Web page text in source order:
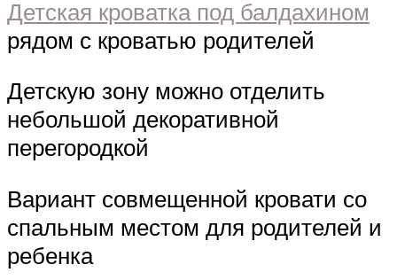
Детская кроватка под балдахином
рядом с кроватью родителей
Детскую зону можно отделить
небольшой декоративной
перегородкой
Вариант совмещенной кровати со
спальным местом для родителей и
ребенка